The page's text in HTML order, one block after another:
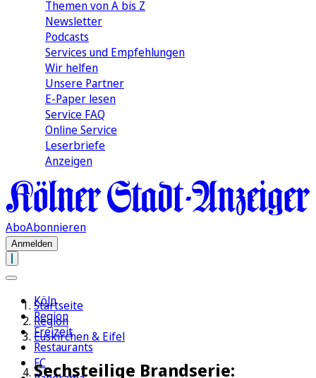
Themen von A bis Z
Newsletter
Podcasts
Services und Empfehlungen
Wir helfen
Unsere Partner
E-Paper lesen
Service FAQ
Online Service
Leserbriefe
Anzeigen
AboAbonnieren
Anmelden
Köln
Region
Freizeit
Restaurants
FC
Startseite
Region
Euskirchen & Eifel
Sechsteilige Brandserie: